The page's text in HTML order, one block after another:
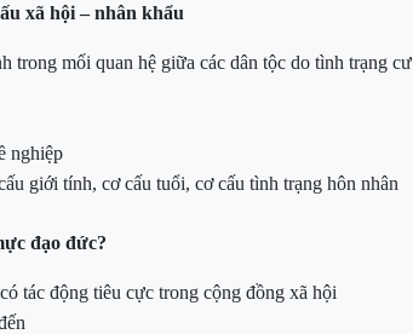
xã hội – nhân khẩu
trong mối quan hệ giữa các dân tộc do tình trạng cư
nghiệp
giới tính, cơ cấu tuổi, cơ cấu tình trạng hôn nhân
đạo đức?
tác động tiêu cực trong cộng đồng xã hội